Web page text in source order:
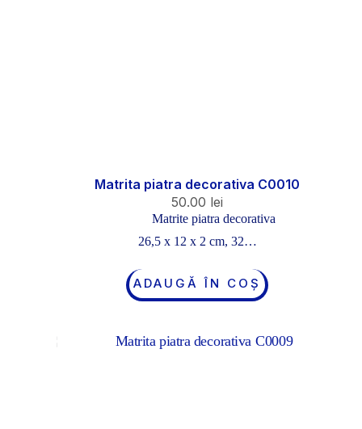
Matrita piatra decorativa C0010
50.00 lei
Matrite piatra decorativa
26,5 x 12 x 2 cm, 32…
ADAUGĂ ÎN COȘ